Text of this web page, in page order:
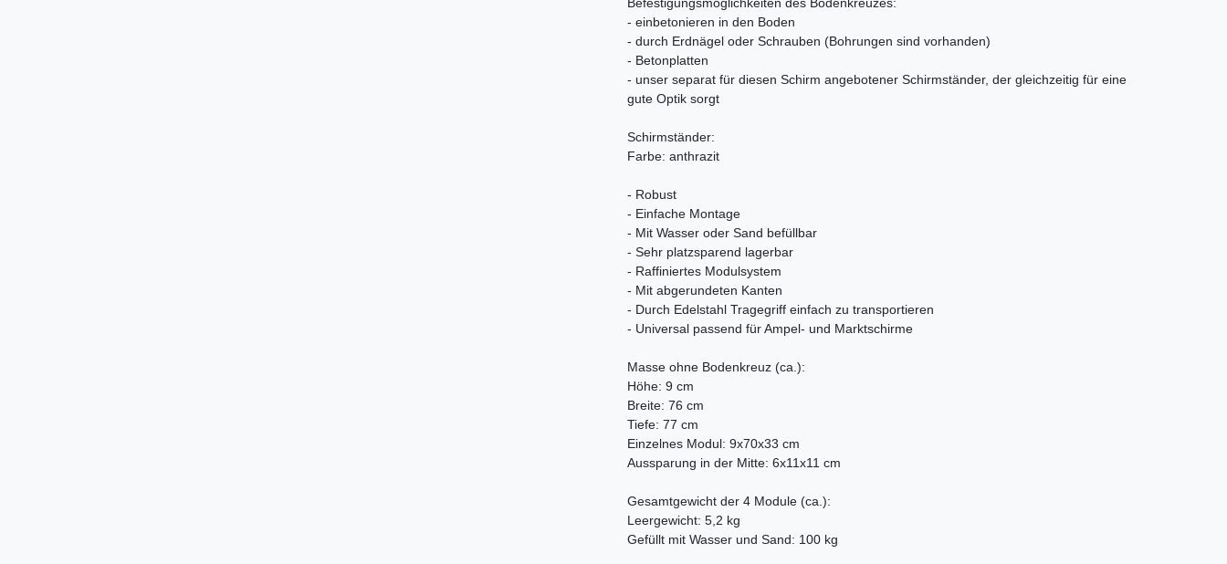
Befestigungsmöglichkeiten des Bodenkreuzes:
- einbetonieren in den Boden
- durch Erdnägel oder Schrauben (Bohrungen sind vorhanden)
- Betonplatten
- unser separat für diesen Schirm angebotener Schirmständer, der gleichzeitig für eine
gute Optik sorgt
Schirmständer:
Farbe: anthrazit
- Robust
- Einfache Montage
- Mit Wasser oder Sand befüllbar
- Sehr platzsparend lagerbar
- Raffiniertes Modulsystem
- Mit abgerundeten Kanten
- Durch Edelstahl Tragegriff einfach zu transportieren
- Universal passend für Ampel- und Marktschirme
Masse ohne Bodenkreuz (ca.):
Höhe: 9 cm
Breite: 76 cm
Tiefe: 77 cm
Einzelnes Modul: 9x70x33 cm
Aussparung in der Mitte: 6x11x11 cm
Gesamtgewicht der 4 Module (ca.):
Leergewicht: 5,2 kg
Gefüllt mit Wasser und Sand: 100 kg